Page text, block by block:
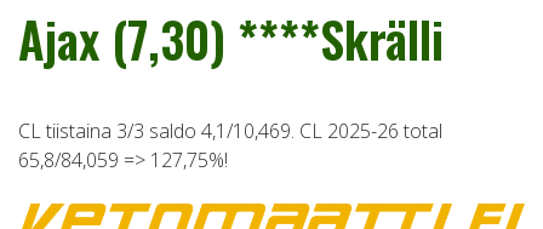
Ajax (7,30) ****Skrälli
CL tiistaina 3/3 saldo 4,1/10,469. CL 2025-26 total
65,8/84,059 => 127,75%!